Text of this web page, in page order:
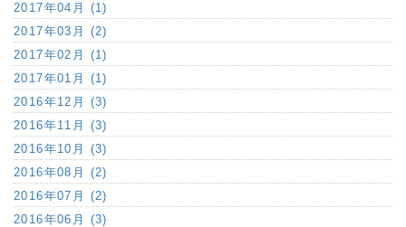
2017年04月 (1)
2017年03月 (2)
2017年02月 (1)
2017年01月 (1)
2016年12月 (3)
2016年11月 (3)
2016年10月 (3)
2016年08月 (2)
2016年07月 (2)
2016年06月 (3)